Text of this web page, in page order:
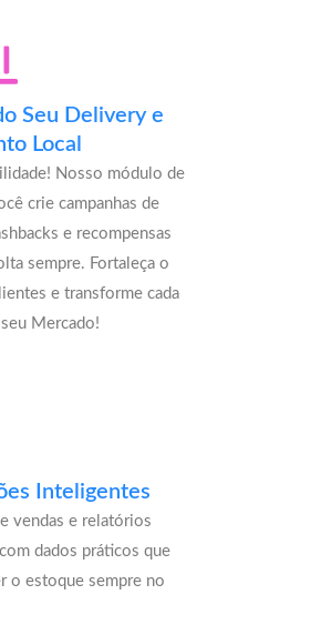
Seu Delivery e
Local
Nosso módulo de
crie campanhas de
e recompensas
sempre. Fortaleça o
e transforme cada
Mercado!
Inteligentes
vendas e relatórios
dados práticos que
o estoque sempre no